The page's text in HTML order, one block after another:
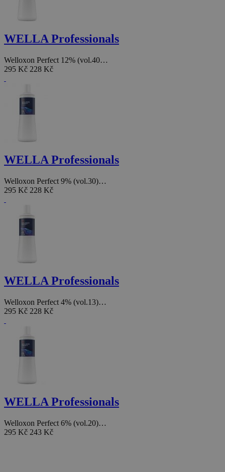
WELLA Professionals
Welloxon Perfect 12% (vol.40…
295 Kč 228 Kč
WELLA Professionals
Welloxon Perfect 9% (vol.30)…
295 Kč 228 Kč
WELLA Professionals
Welloxon Perfect 4% (vol.13)…
295 Kč 228 Kč
WELLA Professionals
Welloxon Perfect 6% (vol.20)…
295 Kč 243 Kč